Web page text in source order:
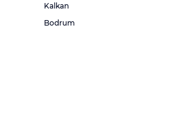
Kalkan
Bodrum